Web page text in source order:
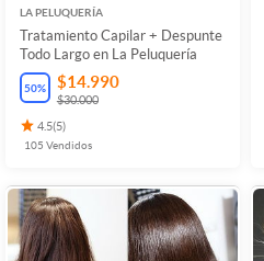
LA PELUQUERÍA
Tratamiento Capilar + Despunte
Todo Largo en La Peluquería
50% $14.990
$30.000
4.5(5)
105 Vendidos